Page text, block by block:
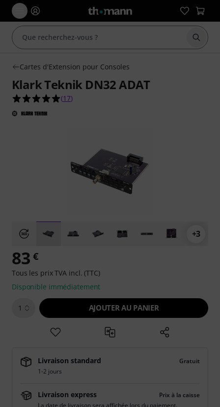
Cartes d'Extension pour Consoles
Klark Teknik DN32 ADAT
5.0 étoiles sur 5 d'après 17 évaluations clients
(17)
+3
83 €
Tous les prix TVA incl. (TTC)
Disponible immédiatement
1 AJOUTER AU PANIER
Livraison standard
Gratuit
1-2 jours
Livraison express
Prix à la caisse
La date de livraison sera affichée lors du paiement.